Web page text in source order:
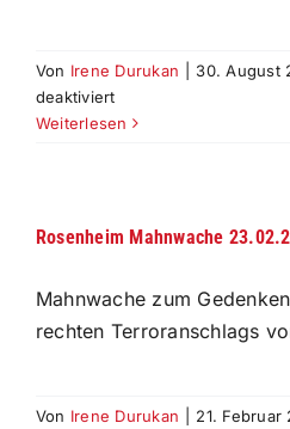
Von Irene Durukan 30. August
deaktiviertfür
30.09.2022
Deutsch
med.
Umes
Weiterlesen
Rosenheim Mahnwache
Mahnwache zum
rechten Terroranschlags
Von Irene Durukan 21. Februar